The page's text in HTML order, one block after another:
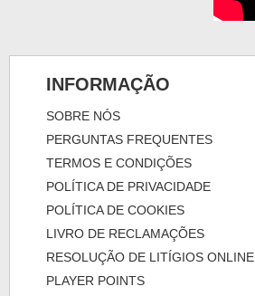
INFORMAÇÃO
SOBRE NÓS
PERGUNTAS FREQUENTES
TERMOS E CONDIÇÕES
POLÍTICA DE PRIVACIDADE
POLÍTICA DE COOKIES
LIVRO DE RECLAMAÇÕES
RESOLUÇÃO DE LITÍGIOS ONLINE
PLAYER POINTS